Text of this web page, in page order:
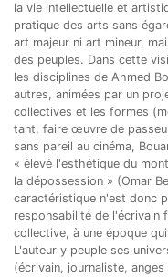
la vie intellectuelle et
pratique des arts sans
art majeur ni art mineur,
des peuples. Dans cette
les disciplines de Ahmed
autres, animées par un
collectives et les formes
tant, faire œuvre de
sans pareil au cinéma,
« élevé l'esthétique du
la dépossession » (Omar
caractéristique n'est donc
responsabilité de l'écrivain
collective, à une époque
L'auteur y peuple ses
(écrivain, journaliste,